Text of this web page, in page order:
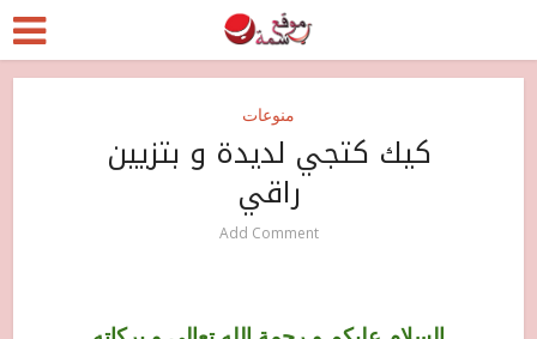
منوعات
كيك كتجي لديدة و بتزيين
راقي
Add Comment